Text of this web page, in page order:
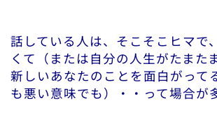
話している人は、そこそこヒマで
くて（または自分の人生がたまた
新しいあなたのことを面白がって
も悪い意味でも）・・って場合が